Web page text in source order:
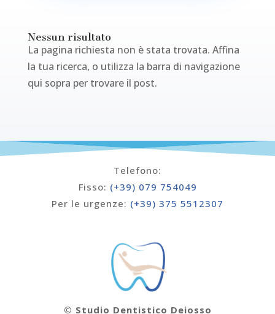
Nessun risultato
La pagina richiesta non è stata trovata. Affina
la tua ricerca, o utilizza la barra di navigazione
qui sopra per trovare il post.
Telefono:
Fisso: (+39) 079 754049
Per le urgenze: (+39) 375 5512307
© Studio Dentistico Deiosso